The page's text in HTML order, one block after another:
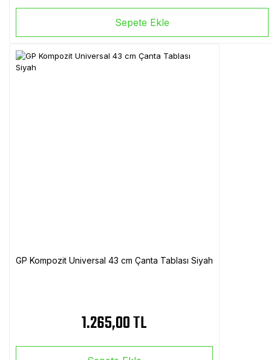
Sepete Ekle
GP Kompozit Universal 43 cm Çanta Tablası Siyah
1.265,00 TL